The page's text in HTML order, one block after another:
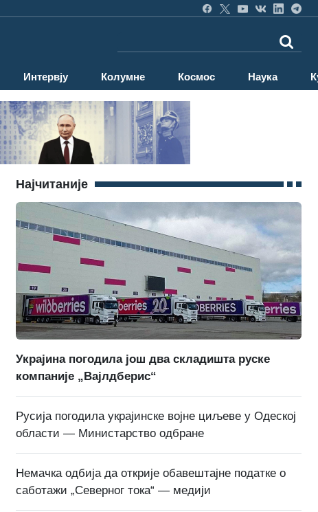
Интервју Колумне Космос Наука
Најчитаније
Украјина погодила још два складишта руске
компаније „Вајлдберис“
Русија погодила украјинске војне циљеве у Одеској
области — Министарство одбране
Немачка одбија да открије обавештајне податке о
саботажи „Северног тока“ — медији